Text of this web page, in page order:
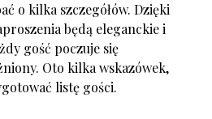
o kilka szczegółów. Dzięki
będą eleganckie i
gość poczuje się
Oto kilka wskazówek,
listę gości.